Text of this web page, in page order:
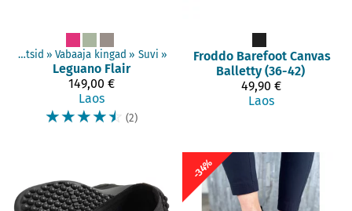
Täiskasvanud jalatsid ‪» Vabaaja kingad ‪» Suvi ‪»
Leguano Flair
149,00 €
Laos
☆☆☆☆☆ (2)
Froddo Barefoot Canvas
Balletty (36-42)
49,90 €
Laos
-34%